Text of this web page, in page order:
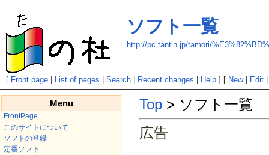
ソフト一覧
http://pc.tantin.jp/tamori/
[ Front page| List of pages Search| Recent changes Help] [ New| Edit
Menu
FrontPage
このサイトについて
ソフトの登録
定番ソフト
Top > ソフト一覧
広告